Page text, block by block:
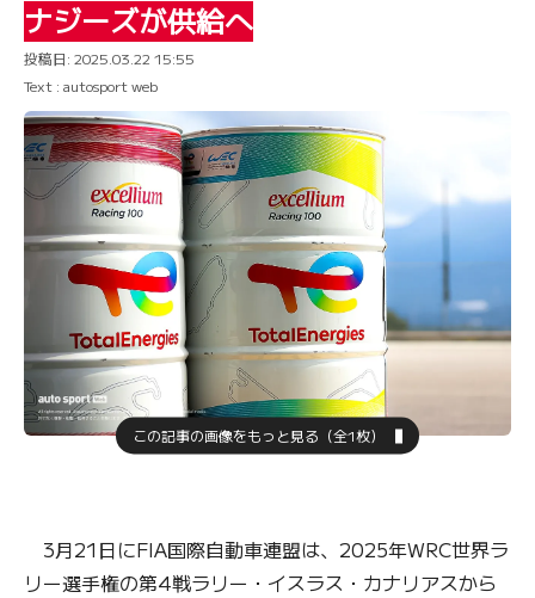
ナジーズが供給へ
投稿日: 2025.03.22 15:55
Text : autosport web
この記事の画像をもっと見る（全1枚）
3月21日にFIA国際自動車連盟は、2025年WRC世界ラ
リー選手権の第4戦ラリー・イスラス・カナリアスから